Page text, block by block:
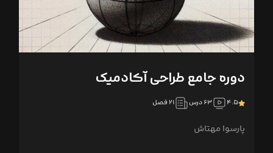
دوره جامع طراحی آکادمیک
۴.۵ ۶۳ درس ۲۱ فصل
پارسوا مهتاش